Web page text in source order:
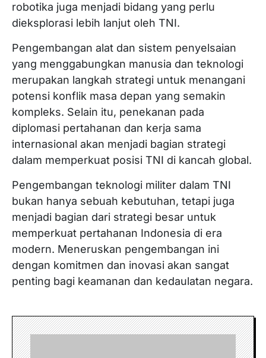
robotika juga menjadi bidang yang perlu
dieksplorasi lebih lanjut oleh TNI.
Pengembangan alat dan sistem penyelsaian
yang menggabungkan manusia dan teknologi
merupakan langkah strategi untuk menangani
potensi konflik masa depan yang semakin
kompleks. Selain itu, penekanan pada
diplomasi pertahanan dan kerja sama
internasional akan menjadi bagian strategi
dalam memperkuat posisi TNI di kancah global.
Pengembangan teknologi militer dalam TNI
bukan hanya sebuah kebutuhan, tetapi juga
menjadi bagian dari strategi besar untuk
memperkuat pertahanan Indonesia di era
modern. Meneruskan pengembangan ini
dengan komitmen dan inovasi akan sangat
penting bagi keamanan dan kedaulatan negara.